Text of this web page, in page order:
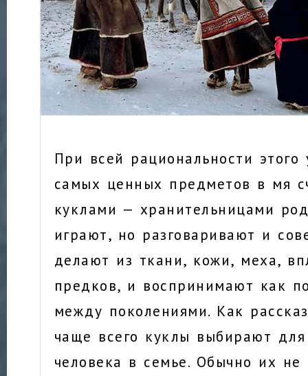
При всей рациональности
самых ценных предметов в мя
куклами — хранительницами
играют, но разговаривают и
делают из ткани, кожи, меха,
предков, и воспринимают как
между поколениями. Как
чаще всего куклы выбирают
человека в семье. Обычно их не